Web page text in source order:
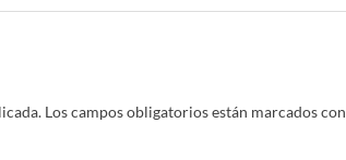
Los campos obligatorios están marcados con